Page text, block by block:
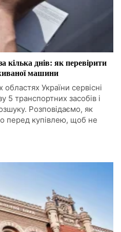
кілька днів: як перевірити
машини
України сервісні
транспортних засобів і
Розповідаємо, як
перед купівлею, щоб не